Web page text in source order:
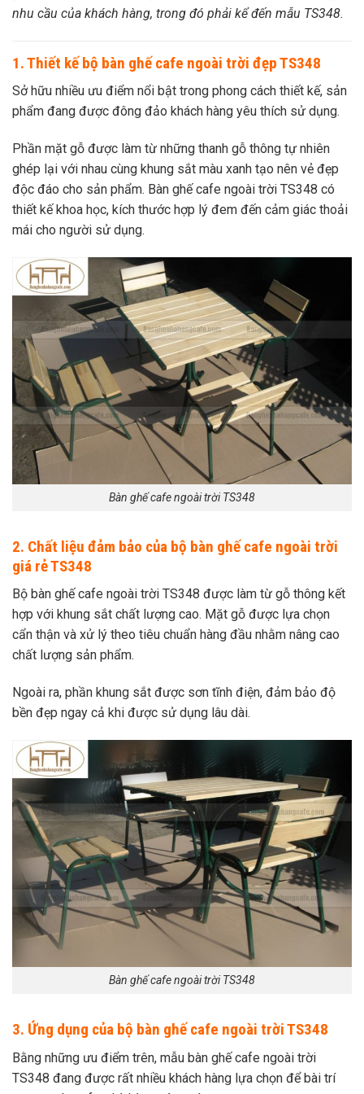
nhu cầu của khách hàng, trong đó phải kể đến mẫu TS348.
1. Thiết kế bộ bàn ghế cafe ngoài trời đẹp TS348
Sở hữu nhiều ưu điểm nổi bật trong phong cách thiết kế, sản
phẩm đang được đông đảo khách hàng yêu thích sử dụng.
Phần mặt gỗ được làm từ những thanh gỗ thông tự nhiên
ghép lại với nhau cùng khung sắt màu xanh tạo nên vẻ đẹp
độc đáo cho sản phẩm. Bàn ghế cafe ngoài trời TS348 có
thiết kế khoa học, kích thước hợp lý đem đến cảm giác thoải
mái cho người sử dụng.
Bàn ghế cafe ngoài trời TS348
2. Chất liệu đảm bảo của bộ bàn ghế cafe ngoài trời
giá rẻ TS348
Bộ bàn ghế cafe ngoài trời TS348 được làm từ gỗ thông kết
hợp với khung sắt chất lượng cao. Mặt gỗ được lựa chọn
cẩn thận và xử lý theo tiêu chuẩn hàng đầu nhằm nâng cao
chất lượng sản phẩm.
Ngoài ra, phần khung sắt được sơn tĩnh điện, đảm bảo độ
bền đẹp ngay cả khi được sử dụng lâu dài.
Bàn ghế cafe ngoài trời TS348
3. Ứng dụng của bộ bàn ghế cafe ngoài trời TS348
Bằng những ưu điểm trên, mẫu bàn ghế cafe ngoài trời
TS348 đang được rất nhiều khách hàng lựa chọn để bài trí